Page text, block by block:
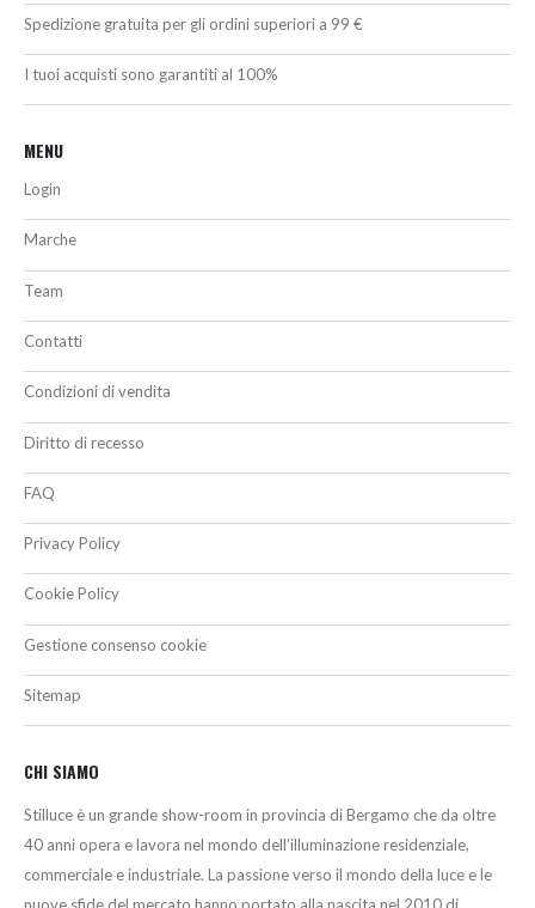
Spedizione gratuita per gli ordini superiori a 99 €
I tuoi acquisti sono garantiti al 100%
MENU
Login
Marche
Team
Contatti
Condizioni di vendita
Diritto di recesso
FAQ
Privacy Policy
Cookie Policy
Gestione consenso cookie
Sitemap
CHI SIAMO
Stilluce è un grande show-room in provincia di Bergamo che da oltre
40 anni opera e lavora nel mondo dell’illuminazione residenziale,
commerciale e industriale. La passione verso il mondo della luce e le